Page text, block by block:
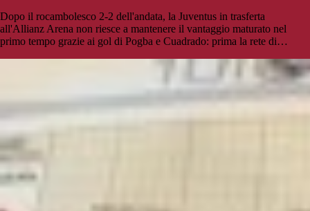
Dopo il rocambolesco 2-2 dell'andata, la Juventus in trasferta
all'Allianz Arena non riesce a mantenere il vantaggio maturato nel
primo tempo grazie ai gol di Pogba e Cuadrado: prima la rete di…